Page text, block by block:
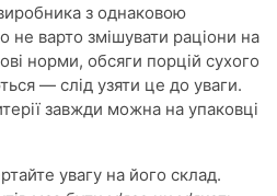
з однаковою
варто змішувати раціони на
норми, обсяги порцій сухого
— слід узяти це до уваги.
завжди можна на упаковці
увагу на його склад.